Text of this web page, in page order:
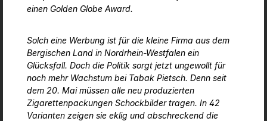
einen Golden Globe Award.
Solch eine Werbung ist für die kleine Firma aus dem
Bergischen Land in Nordrhein-Westfalen ein
Glücksfall. Doch die Politik sorgt jetzt ungewollt für
noch mehr Wachstum bei Tabak Pietsch. Denn seit
dem 20. Mai müssen alle neu produzierten
Zigarettenpackungen Schockbilder tragen. In 42
Varianten zeigen sie eklig und abschreckend die